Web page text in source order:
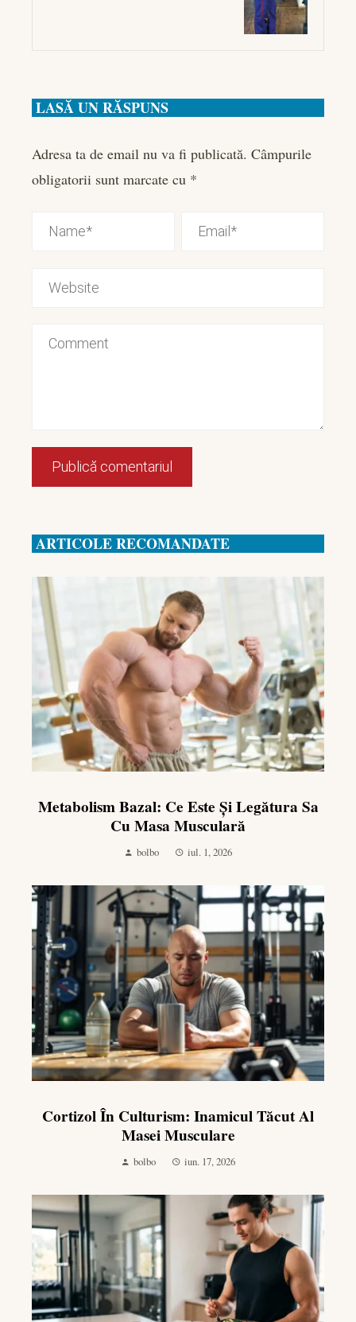
LASĂ UN RĂSPUNS
Adresa ta de email nu va fi publicată. Câmpurile
obligatorii sunt marcate cu *
ARTICOLE RECOMANDATE
Metabolism Bazal: Ce Este Și Legătura Sa
Cu Masa Musculară
bolbo iul. 1, 2026
Cortizol În Culturism: Inamicul Tăcut Al
Masei Musculare
bolbo iun. 17, 2026